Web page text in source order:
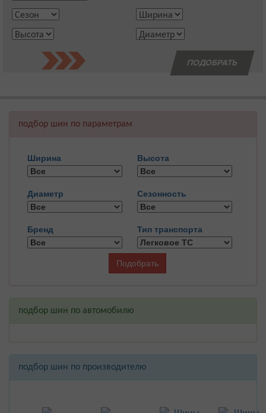
подбор шин по параметрам
Ширина Высота
Диаметр Сезонность
Бренд Тип транспорта
Подобрать
подбор шин по автомобилю
подбор шин по производителю